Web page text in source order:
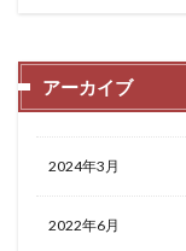
アーカイブ
2024年3月
2022年6月